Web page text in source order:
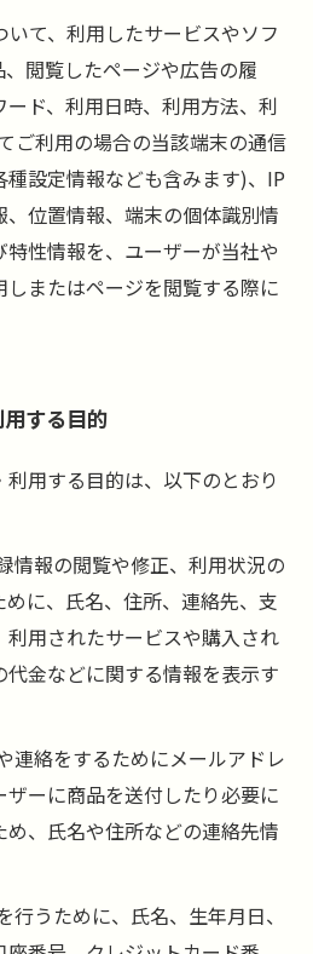
て、利用したサービスやソフ
、閲覧したページや広告の履
ド、利用日時、利用方法、利
ご利用の場合の当該端末の通信
設定情報なども含みます)、IP
位置情報、端末の個体識別情
性情報を、ユーザーが当社や
またはページを閲覧する際に
する目的
用する目的は、以下のとおり
情報の閲覧や修正、利用状況の
に、氏名、住所、連絡先、支
用されたサービスや購入され
金などに関する情報を表示す
連絡をするためにメールアドレ
ーに商品を送付したり必要に
、氏名や住所などの連絡先情
うために、氏名、生年月日、